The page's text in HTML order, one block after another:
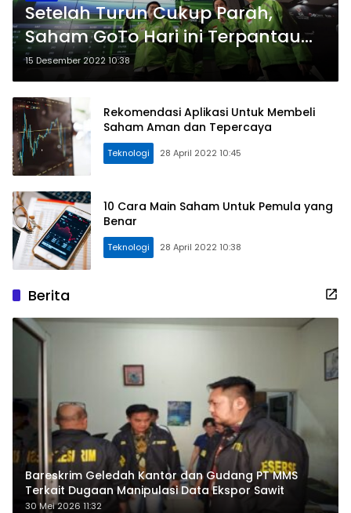
Setelah Turun Cukup Parah,
Saham GoTo Hari ini Terpantau
Naik
15 Desember 2022 10:38
Rekomendasi Aplikasi Untuk Membeli
Saham Aman dan Tepercaya
Teknologi 28 April 2022 10:45
10 Cara Main Saham Untuk Pemula yang
Benar
Teknologi 28 April 2022 10:38
Berita
Bareskrim Geledah Kantor dan Gudang PT MMS
Terkait Dugaan Manipulasi Data Ekspor Sawit
30 Mei 2026 11:32